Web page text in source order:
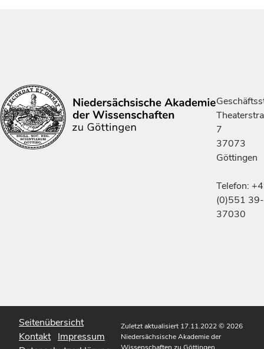
7
37073
Göttingen
Telefon:
(0)551 39-
37030
Seitenübersicht
Kontakt Impressum
Zuletzt aktualisiert 17.11.2022© 2026
Niedersächsische Akademie der